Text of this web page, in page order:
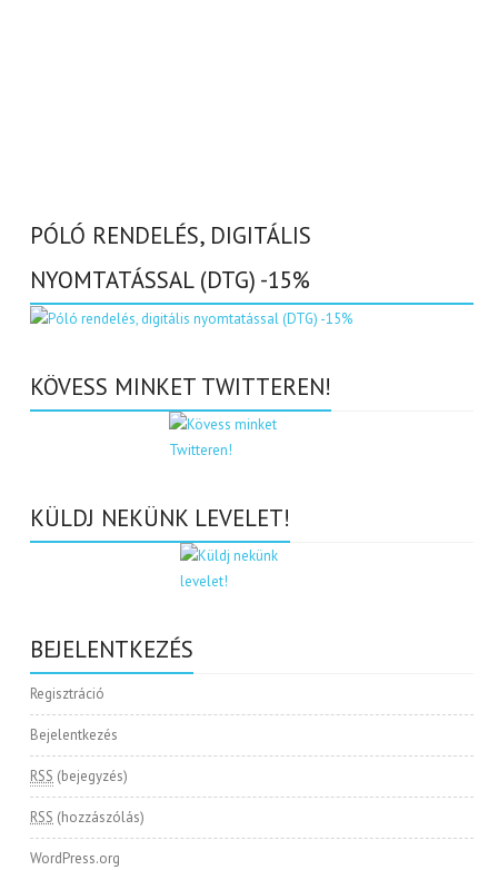
PÓLÓ RENDELÉS, DIGITÁLIS
NYOMTATÁSSAL (DTG) -15%
KÖVESS MINKET TWITTEREN!
KÜLDJ NEKÜNK LEVELET!
BEJELENTKEZÉS
Regisztráció
Bejelentkezés
RSS (bejegyzés)
RSS (hozzászólás)
WordPress.org